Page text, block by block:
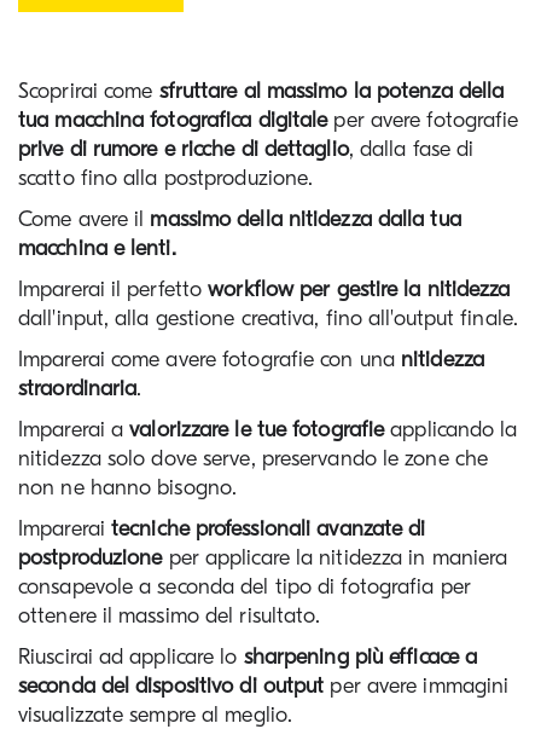
Scoprirai come sfruttare al massimo la potenza della
tua macchina fotografica digitale
prive di rumore e ricche di dettaglio, dalla fase di
scatto fino alla postproduzione.
Come avere il massimo della nitidezza dalla tua
macchina e lenti.
Imparerai il perfetto workflow per gestire la nitidezza
dall'input, alla gestione creativa, fino all'output finale.
Imparerai come avere fotografie con una nitidezza
straordinaria.
Imparerai a valorizzare le tue fotografie applicando la
nitidezza solo dove serve, preservando le zone che
non ne hanno bisogno.
Imparerai tecniche professionali avanzate di
postproduzione per applicare la nitidezza in maniera
consapevole a seconda del tipo di fotografia per
ottenere il massimo del risultato.
Riuscirai ad applicare lo sharpening più efficace a
seconda del dispositivo di output per avere immagini
visualizzate sempre al meglio.